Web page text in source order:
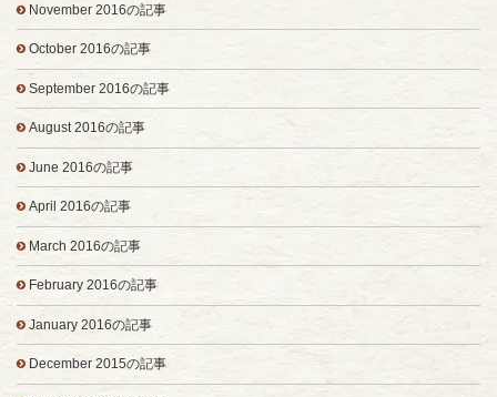
November 2016の記事
October 2016の記事
September 2016の記事
August 2016の記事
June 2016の記事
April 2016の記事
March 2016の記事
February 2016の記事
January 2016の記事
December 2015の記事